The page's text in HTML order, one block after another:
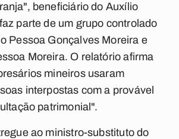
beneficiário do Auxílio
parte de um grupo controlado
Pessoa Gonçalves Moreira e
Moreira. O relatório afirma
mineiros usaram
interpostas com a provável
patrimonial".
ao ministro-substituto do